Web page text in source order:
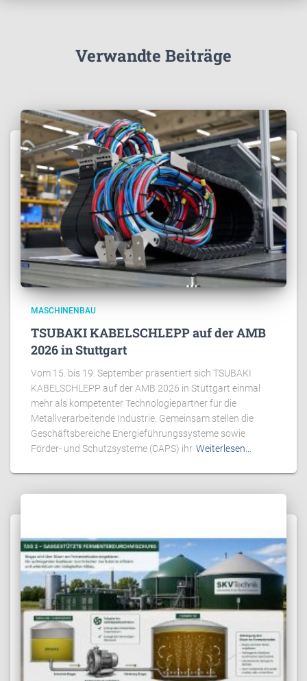
Verwandte Beiträge
MASCHINENBAU
TSUBAKI KABELSCHLEPP auf der AMB
2026 in Stuttgart
Vom 15. bis 19. September präsentiert sich TSUBAKI
KABELSCHLEPP auf der AMB 2026 in Stuttgart einmal
mehr als kompetenter Technologiepartner für die
Metallverarbeitende Industrie. Gemeinsam stellen die
Geschäftsbereiche Energieführungssysteme sowie
Förder- und Schutzsysteme (CAPS) ihr Weiterlesen…